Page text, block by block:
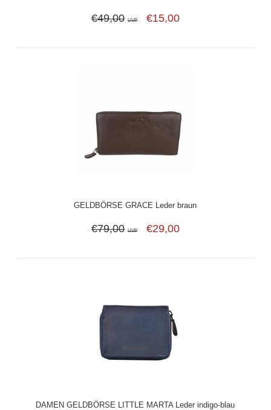
€49,00 UVP €15,00
GELDBÖRSE GRACE Leder braun
€79,00 UVP €29,00
DAMEN GELDBÖRSE LITTLE MARTA Leder indigo-blau